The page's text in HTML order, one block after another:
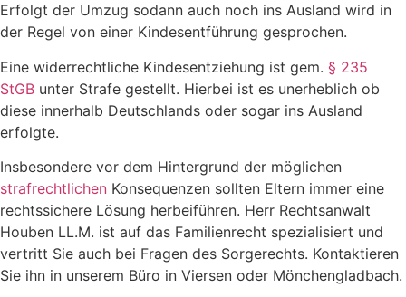
Erfolgt der Umzug sodann auch noch ins Ausland wird in
der Regel von einer Kindesentführung gesprochen.
Eine widerrechtliche Kindesentziehung ist gem. § 235
StGB unter Strafe gestellt. Hierbei ist es unerheblich ob
diese innerhalb Deutschlands oder sogar ins Ausland
erfolgte.
Insbesondere vor dem Hintergrund der möglichen
strafrechtlichen Konsequenzen sollten Eltern immer eine
rechtssichere Lösung herbeiführen. Herr Rechtsanwalt
Houben LL.M. ist auf das Familienrecht spezialisiert und
vertritt Sie auch bei Fragen des Sorgerechts. Kontaktieren
Sie ihn in unserem Büro in Viersen oder Mönchengladbach.